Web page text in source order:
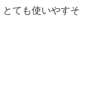
ても使いやすそ